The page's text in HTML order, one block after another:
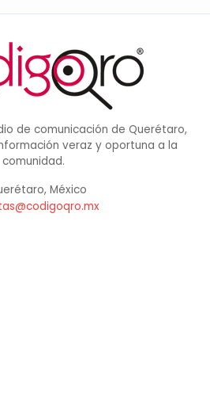
de comunicación de Querétaro,
veraz y oportuna a la
comunidad.
México